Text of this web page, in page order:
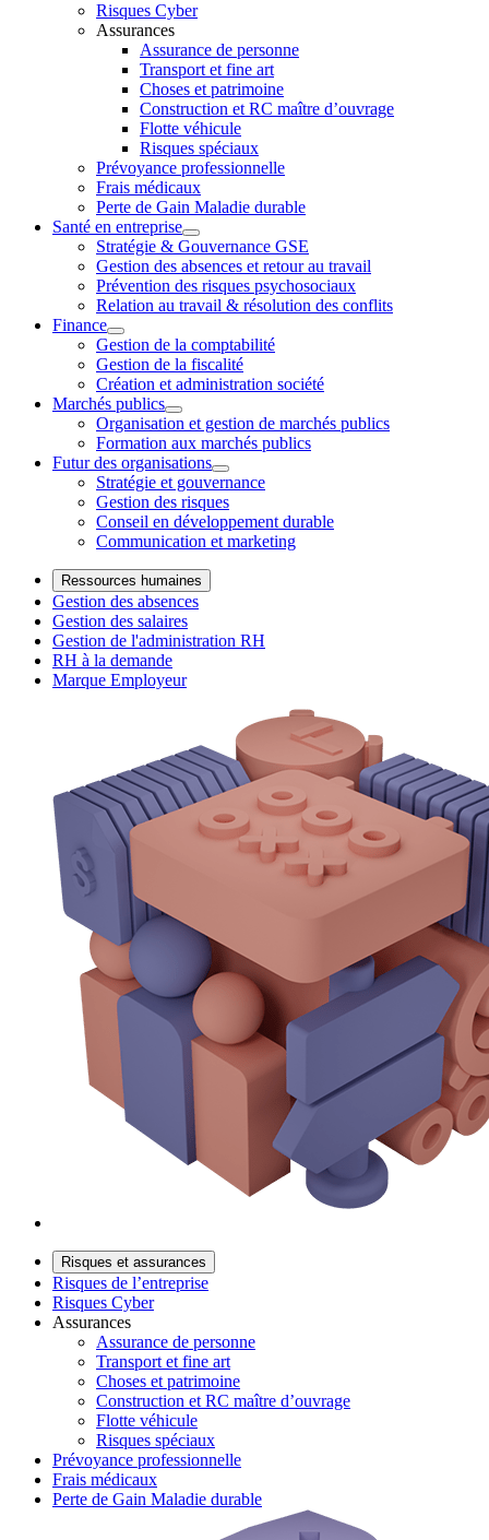
Risques Cyber
Assurances
Assurance de personne
Transport et fine art
Choses et patrimoine
Construction et RC maître d’ouvrage
Flotte véhicule
Risques spéciaux
Prévoyance professionnelle
Frais médicaux
Perte de Gain Maladie durable
Santé en entreprise
Stratégie & Gouvernance GSE
Gestion des absences et retour au travail
Prévention des risques psychosociaux
Relation au travail & résolution des conflits
Finance
Gestion de la comptabilité
Gestion de la fiscalité
Création et administration société
Marchés publics
Organisation et gestion de marchés publics
Formation aux marchés publics
Futur des organisations
Stratégie et gouvernance
Gestion des risques
Conseil en développement durable
Communication et marketing
Ressources humaines
Gestion des absences
Gestion des salaires
Gestion de l'administration RH
RH à la demande
Marque Employeur
Risques et assurances
Risques de l’entreprise
Risques Cyber
Assurances
Assurance de personne
Transport et fine art
Choses et patrimoine
Construction et RC maître d’ouvrage
Flotte véhicule
Risques spéciaux
Prévoyance professionnelle
Frais médicaux
Perte de Gain Maladie durable